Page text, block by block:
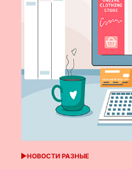
ОПУБЛИКОВАНО
НОВОСТИ РАЗНЫЕ